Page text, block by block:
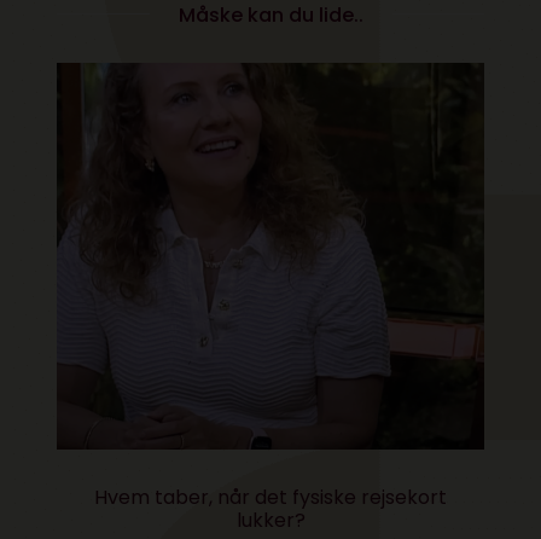
Måske kan du lide..
Hvem taber, når det fysiske rejsekort
lukker?